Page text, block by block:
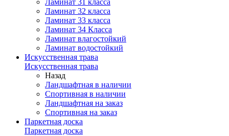
Ламинат 31 класса
Ламинат 32 класса
Ламинат 33 класса
Ламинат 34 Класса
Ламинат влагостойкий
Ламинат водостойкий
Искусственная трава
Искусственная трава
Назад
Ландшафтная в наличии
Спортивная в наличии
Ландшафтная на заказ
Спортивная на заказ
Паркетная доска
Паркетная доска